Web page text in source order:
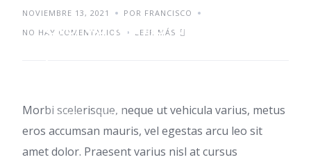
NOVIEMBRE 13, 2021
POR FRANCISCO
NO HAY COMENTARIOS
LEER MÁS
IDEAS TIPS
Orci varius natoque
Morbi scelerisque, neque ut vehicula varius, metus
eros accumsan mauris, vel egestas arcu leo sit
amet dolor. Praesent varius nisl at cursus